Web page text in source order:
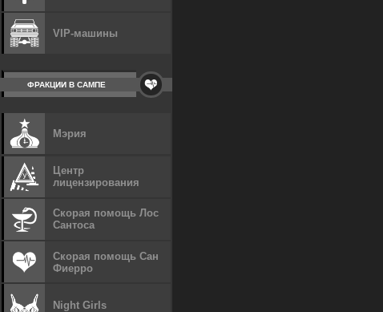
VIP-машины
ФРАКЦИИ В САМПЕ
Мэрия
Центр
лицензирования
Скорая помощь Лос
Сантоса
Скорая помощь Сан
Фиерро
Night Girls